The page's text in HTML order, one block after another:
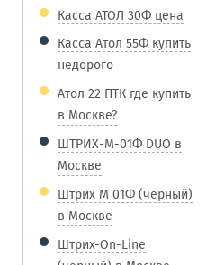
Касса АТОЛ 30Ф цена
Касса Атол 55Ф купить
недорого
Атол 22 ПТК где купить
в Москве?
ШТРИХ-М-01Ф DUO в
Москве
Штрих М 01Ф (черный)
в Москве
Штрих-On-Line